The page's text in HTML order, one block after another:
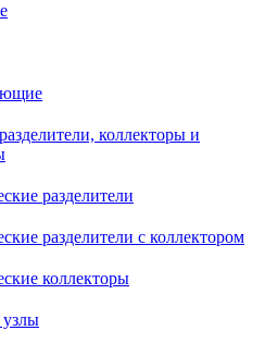
коллекторы и
разделители
разделители с коллектором
коллекторы